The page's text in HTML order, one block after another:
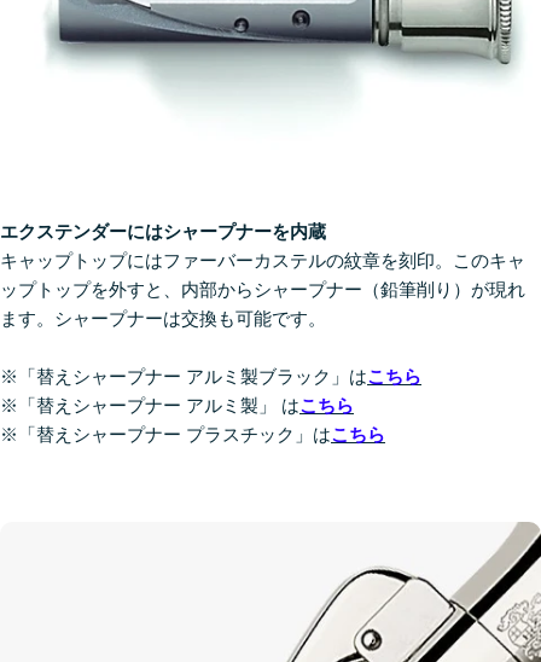
エクステンダーにはシャープナーを内蔵
キャップトップにはファーバーカステルの紋章を刻印。このキャ
ップトップを外すと、内部からシャープナー（鉛筆削り）が現れ
ます。シャープナーは交換も可能です。
※「替えシャープナー アルミ製ブラック」はこちら
※「替えシャープナー アルミ製」 はこちら
※「替えシャープナー プラスチック」 はこちら